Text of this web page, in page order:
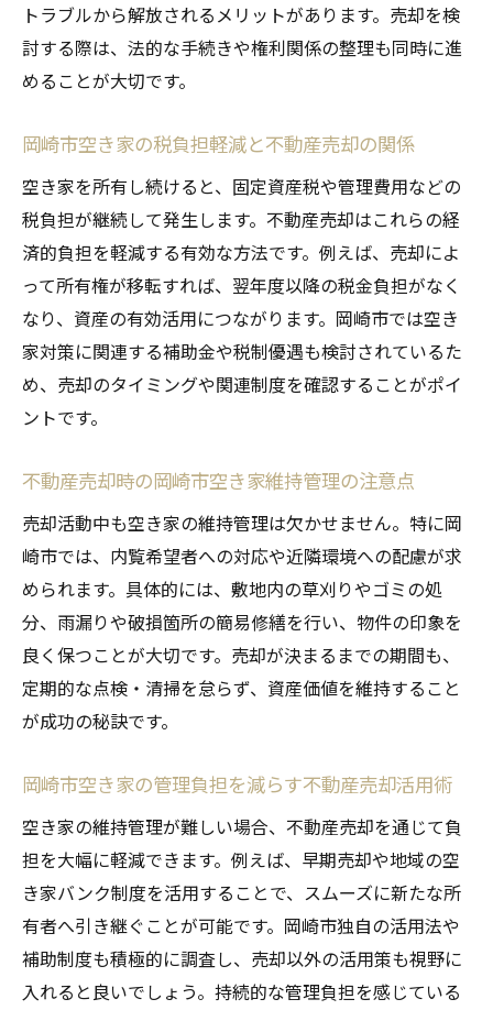
トラブルから解放されるメリットがあります。売却を検
討する際は、法的な手続きや権利関係の整理も同時に進
めることが大切です。
岡崎市空き家の税負担軽減と不動産売却の関係
空き家を所有し続けると、固定資産税や管理費用などの
税負担が継続して発生します。不動産売却はこれらの経
済的負担を軽減する有効な方法です。例えば、売却によ
って所有権が移転すれば、翌年度以降の税金負担がなく
なり、資産の有効活用につながります。岡崎市では空き
家対策に関連する補助金や税制優遇も検討されているた
め、売却のタイミングや関連制度を確認することがポイ
ントです。
不動産売却時の岡崎市空き家維持管理の注意点
売却活動中も空き家の維持管理は欠かせません。特に岡
崎市では、内覧希望者への対応や近隣環境への配慮が求
められます。具体的には、敷地内の草刈りやゴミの処
分、雨漏りや破損箇所の簡易修繕を行い、物件の印象を
良く保つことが大切です。売却が決まるまでの期間も、
定期的な点検・清掃を怠らず、資産価値を維持すること
が成功の秘訣です。
岡崎市空き家の管理負担を減らす不動産売却活用術
空き家の維持管理が難しい場合、不動産売却を通じて負
担を大幅に軽減できます。例えば、早期売却や地域の空
き家バンク制度を活用することで、スムーズに新たな所
有者へ引き継ぐことが可能です。岡崎市独自の活用法や
補助制度も積極的に調査し、売却以外の活用策も視野に
入れると良いでしょう。持続的な管理負担を感じている